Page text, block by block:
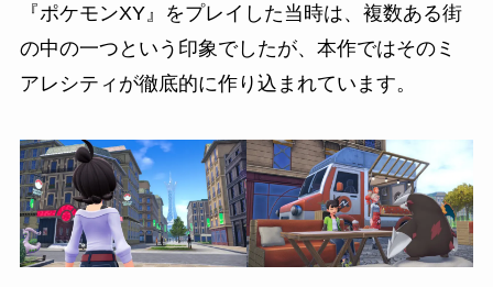
『ポケモンXY』をプレイした当時は、複数ある街
の中の一つという印象でしたが、本作ではそのミ
アレシティが徹底的に作り込まれています。